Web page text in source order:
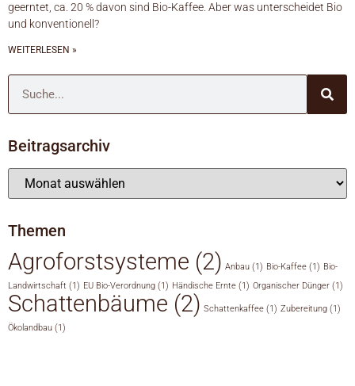
geerntet, ca. 20 % davon sind Bio-Kaffee. Aber was unterscheidet Bio
und konventionell?
WEITERLESEN »
Beitragsarchiv
Themen
Agroforstsysteme (2) Anbau (1) Bio-Kaffee (1) Bio-
Landwirtschaft (1) EU Bio-Verordnung (1) Händische Ernte (1) Organischer Dünger (1)
Schattenbäume (2) Schattenkaffee (1) Zubereitung (1)
Ökolandbau (1)